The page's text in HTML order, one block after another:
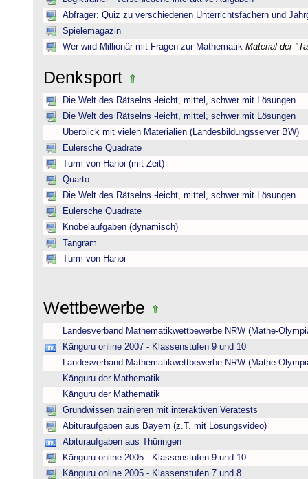
Abfrager: Quiz zu verschiedenen Unterrichtsfächern und
Spielemagazin
Wer wird Millionär mit Fragen zur Mathematik Material der
Denksport
Die Welt des Rätselns -leicht, mittel, schwer mit Lösungen
Die Welt des Rätselns -leicht, mittel, schwer mit Lösungen
Überblick mit vielen Materialien (Landesbildungsserver BW)
Eulersche Quadrate
Turm von Hanoi (mit Zeit)
Quarto
Die Welt des Rätselns -leicht, mittel, schwer mit Lösungen
Eulersche Quadrate
Knobelaufgaben (dynamisch)
Tangram
Turm von Hanoi
Wettbewerbe
Landesverband Mathematikwettbewerbe NRW (Mathe-
Känguru online 2007 - Klassenstufen 9 und 10
Landesverband Mathematikwettbewerbe NRW (Mathe-
Känguru der Mathematik
Känguru der Mathematik
Grundwissen trainieren mit interaktiven Veratests
Abituraufgaben aus Bayern (z.T. mit Lösungsvideo)
Abituraufgaben aus Thüringen
Känguru online 2005 - Klassenstufen 9 und 10
Känguru online 2005 - Klassenstufen 7 und 8